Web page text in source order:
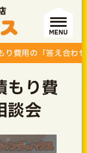
MENU
費用の「答え合わ
り費
談会